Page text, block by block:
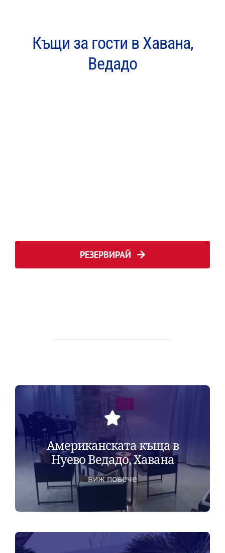
Къщи за гости в Хавана,
Ведадо
Американската къща в
Нуево Ведадо, Хавана
виж повече
РЕЗЕРВИРАЙ